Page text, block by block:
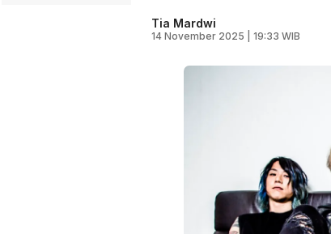
Tia Mardwi
14 November 2025 | 19:33 WIB